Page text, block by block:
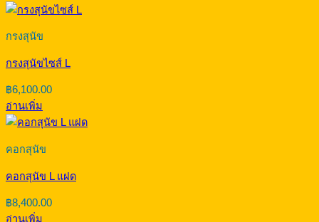
กรงสุนัข
กรงสุนัขไซส์ L
฿6,100.00
อ่านเพิ่ม
คอกสุนัข
คอกสุนัข L แฝด
฿8,400.00
อ่านเพิ่ม